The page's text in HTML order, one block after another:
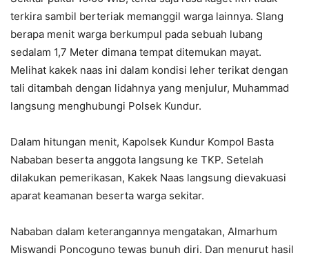
terkira sambil berteriak memanggil warga lainnya. Slang
berapa menit warga berkumpul pada sebuah lubang
sedalam 1,7 Meter dimana tempat ditemukan mayat.
Melihat kakek naas ini dalam kondisi leher terikat dengan
tali ditambah dengan lidahnya yang menjulur, Muhammad
langsung menghubungi Polsek Kundur.
Dalam hitungan menit, Kapolsek Kundur Kompol Basta
Nababan beserta anggota langsung ke TKP. Setelah
dilakukan pemerikasan, Kakek Naas langsung dievakuasi
aparat keamanan beserta warga sekitar.
Nababan dalam keterangannya mengatakan, Almarhum
Miswandi Poncoguno tewas bunuh diri. Dan menurut hasil